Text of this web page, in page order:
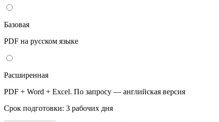
Базовая
PDF на русском языке
Расширенная
PDF + Word + Excel. По запросу — английская версия
Срок подготовки: 3 рабочих дня